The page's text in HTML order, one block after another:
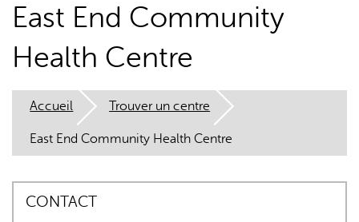
East End Community
Health Centre
Accueil Trouver un centre
East End Community Health Centre
CONTACT